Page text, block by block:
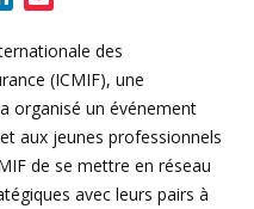
des
(ICMIF), une
organisé un événement
aux jeunes professionnels
de se mettre en réseau
avec leurs pairs à